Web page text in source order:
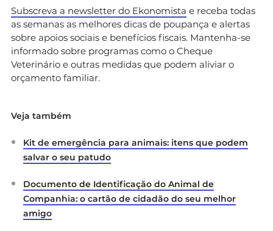
Subscreva a newsletter do Ekonomista e receba todas
as semanas as melhores dicas de poupança e alertas
sobre apoios sociais e benefícios fiscais. Mantenha-se
informado sobre programas como o Cheque
Veterinário e outras medidas que podem aliviar o
orçamento familiar.
Veja também
Kit de emergência para animais: itens que podem
salvar o seu patudo
Documento de Identificação do Animal de
Companhia: o cartão de cidadão do seu melhor
amigo